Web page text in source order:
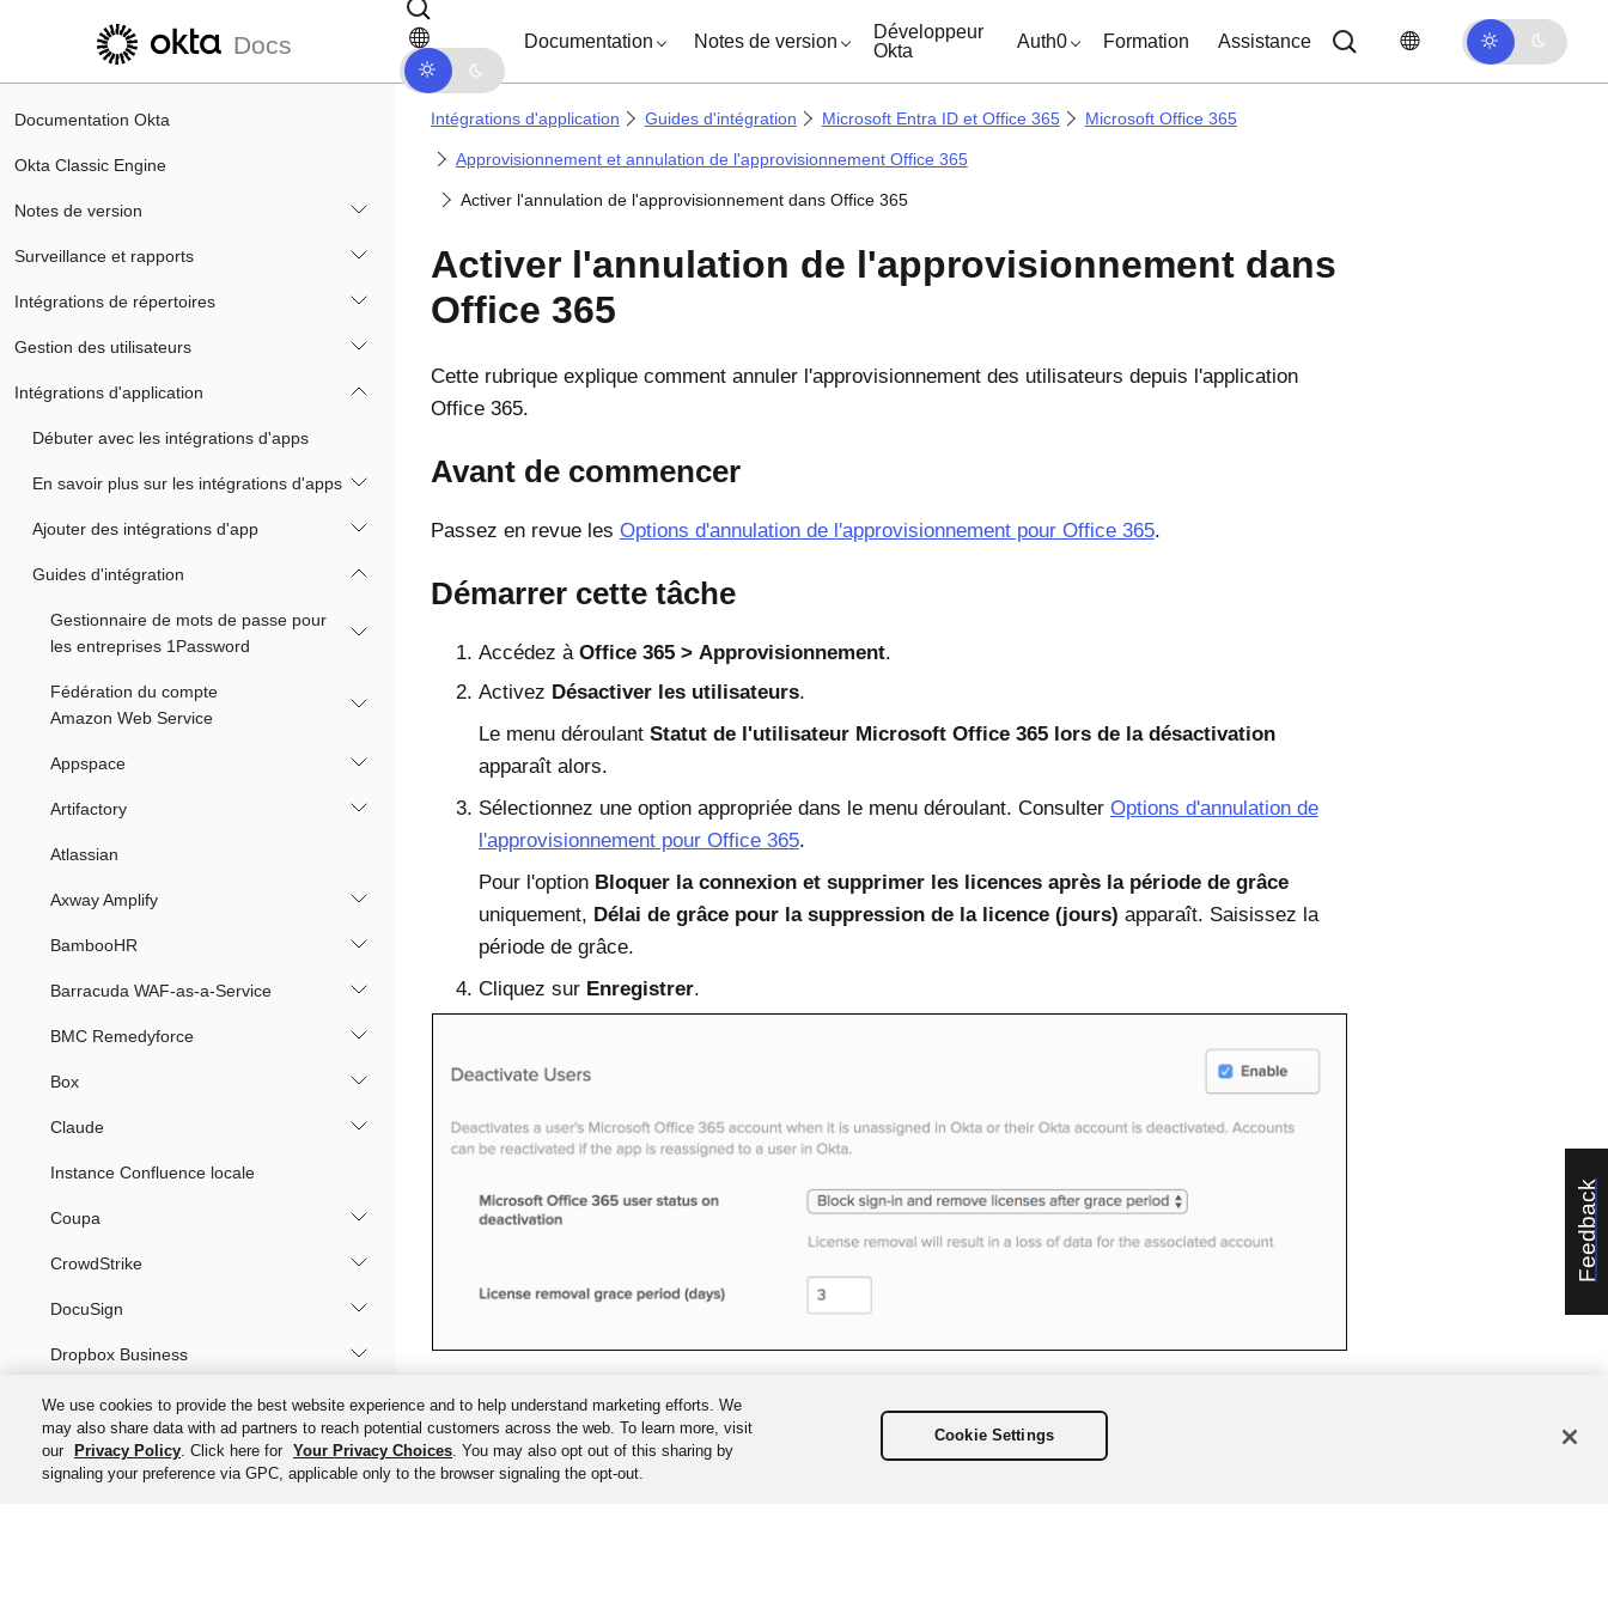
Passer au contenu principal Passer à la navigation dans les documents
Docs Documentation Notes de version
Développeur
Okta
Auth0 Formation Assistance
Feedback
Documentation Okta
Okta Classic Engine
Notes de version
Surveillance et rapports
Intégrations de répertoires
Gestion des utilisateurs
Intégrations d'application
Débuter avec les intégrations d'apps
En savoir plus sur les intégrations d'apps
Ajouter des intégrations d'app
Guides d'intégration
Gestionnaire de mots de passe pour
les entreprises 1Password
Fédération du compte
Amazon Web Service
Appspace
Artifactory
Atlassian
Axway Amplify
BambooHR
Barracuda WAF-as-a-Service
BMC Remedyforce
Box
Claude
Instance Confluence locale
Coupa
CrowdStrike
DocuSign
Dropbox Business
Recherche Elastic
FleetDM
Intégrations d'application Guides d'intégration Microsoft Entra ID et Office 365 Microsoft Office 365
Approvisionnement et annulation de l'approvisionnement Office 365
Activer l'annulation de l'approvisionnement dans Office 365
Activer l'annulation de l'approvisionnement dans
Office 365
Cette rubrique explique comment annuler l'approvisionnement des utilisateurs depuis l'application
Office 365.
Avant de commencer
Passez en revue les Options d'annulation de l'approvisionnement pour Office 365.
Démarrer cette tâche
Accédez à Office 365 Approvisionnement.
Activez Désactiver les utilisateurs.
Le menu déroulant Statut de l'utilisateur Microsoft Office 365 lors de la désactivation
apparaît alors.
Sélectionnez une option appropriée dans le menu déroulant. Consulter Options d'annulation de
l'approvisionnement pour Office 365.
Pour l'option Bloquer la connexion et supprimer les licences après la période de grâce
uniquement, Délai de grâce pour la suppression de la licence (jours) apparaît. Saisissez la
période de grâce.
Cliquez sur Enregistrer.
We use cookies to provide the best website experience and to help understand marketing efforts. We
may also share data with ad partners to reach potential customers across the web. To learn more, visit
our
Privacy Policy. Click here for Your Privacy Choices. You may also opt out of this sharing by
signaling your preference via GPC, applicable only to the browser signaling the opt-out.
Cookie Settings